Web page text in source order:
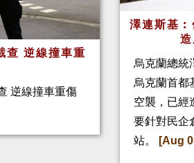
查 逆線撞車重
逆線撞車重傷
澤連斯基
烏克蘭總統
烏克蘭首都
空襲，已經
要針對民企
站。
[Aug